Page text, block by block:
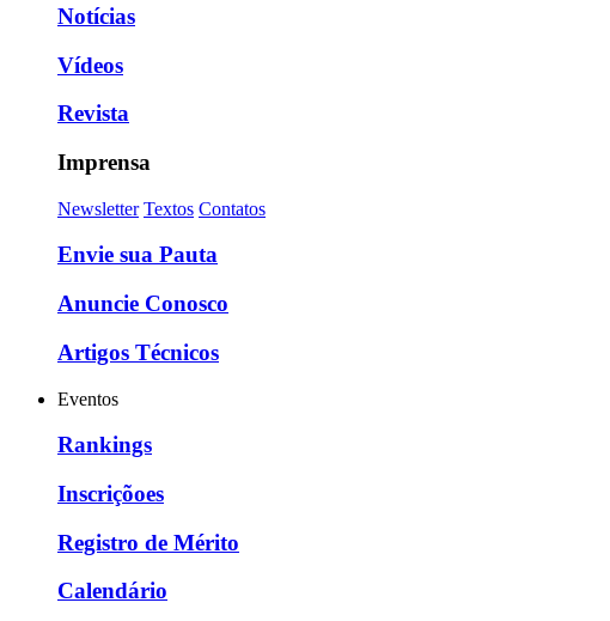
Notícias
Vídeos
Revista
Imprensa
Newsletter Textos Contatos
Envie sua Pauta
Anuncie Conosco
Artigos Técnicos
Eventos
Rankings
Inscriçõoes
Registro de Mérito
Calendário